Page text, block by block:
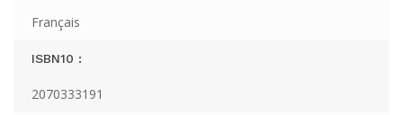
Français
ISBN10 :
2070333191